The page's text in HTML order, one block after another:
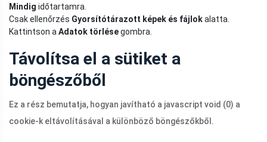
Mindig időtartamra.
Csak ellenőrzés Gyorsítótárazott képek és fájlokalatta.
Kattintson a Adatok törlésegombra.
Távolítsa el a sütiket a
böngészőből
Ez a rész bemutatja, hogyan javítható a javascript void (0) a
cookie-k eltávolításával a különböző böngészőkből.